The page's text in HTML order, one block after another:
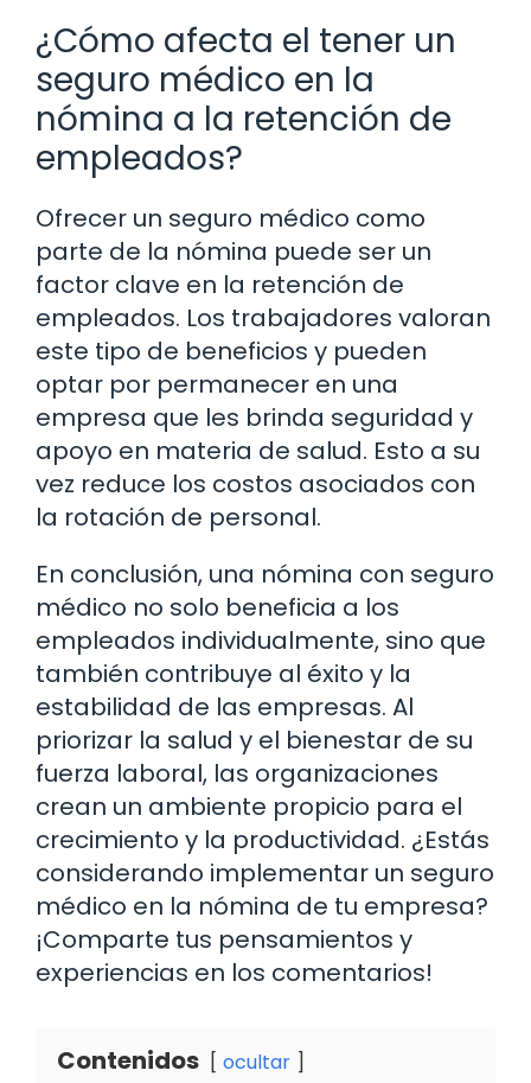
¿Cómo afecta el tener un
seguro médico en la
nómina a la retención de
empleados?
Ofrecer un seguro médico como
parte de la nómina puede ser un
factor clave en la retención de
empleados. Los trabajadores valoran
este tipo de beneficios y pueden
optar por permanecer en una
empresa que les brinda seguridad y
apoyo en materia de salud. Esto a su
vez reduce los costos asociados con
la rotación de personal.
En conclusión, una nómina con seguro
médico no solo beneficia a los
empleados individualmente, sino que
también contribuye al éxito y la
estabilidad de las empresas. Al
priorizar la salud y el bienestar de su
fuerza laboral, las organizaciones
crean un ambiente propicio para el
crecimiento y la productividad. ¿Estás
considerando implementar un seguro
médico en la nómina de tu empresa?
¡Comparte tus pensamientos y
experiencias en los comentarios!
Contenidos ocultar